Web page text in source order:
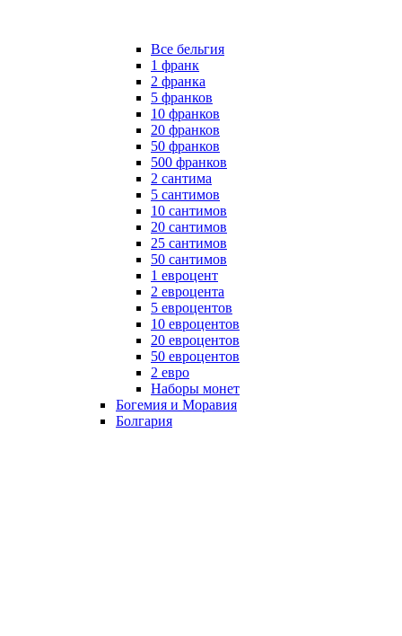
Все бельгия
1 франк
2 франка
5 франков
10 франков
20 франков
50 франков
500 франков
2 сантима
5 сантимов
10 сантимов
20 сантимов
25 сантимов
50 сантимов
1 евроцент
2 евроцента
5 евроцентов
10 евроцентов
20 евроцентов
50 евроцентов
2 евро
Наборы монет
Богемия и Моравия
Болгария